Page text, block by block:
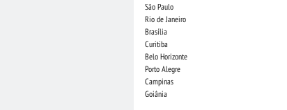
São Paulo
Rio de Janeiro
Brasília
Curitiba
Belo Horizonte
Porto Alegre
Campinas
Goiânia